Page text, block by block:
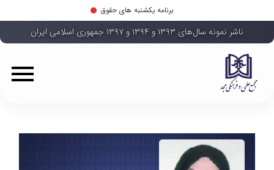
برنامه یکشنبه های حقوق
ناشر نمونه سال‌های ۱۳۹۳ و ۱۳۹۴ و ۱۳۹۷ جمهوری اسلامی ایران